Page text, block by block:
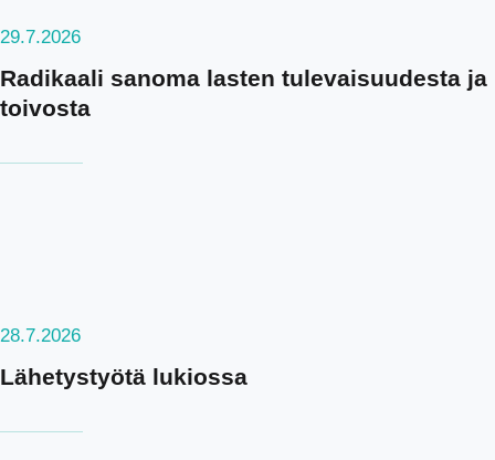
29.7.2026
Radikaali sanoma lasten tulevaisuudesta ja
toivosta
28.7.2026
Lähetystyötä lukiossa